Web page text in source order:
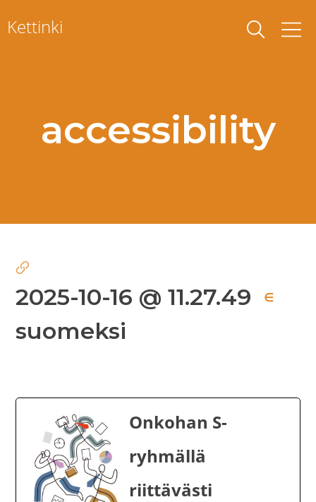
toKettinki
accessibility
2025-10-16 @ 11.27.49 ∈
suomeksi
Onkohan S-
ryhmällä
riittävästi